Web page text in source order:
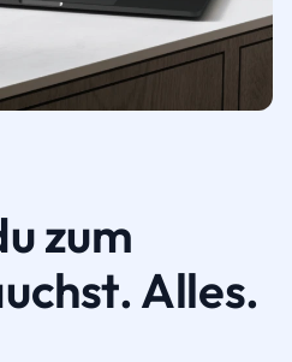
zum
Alles.